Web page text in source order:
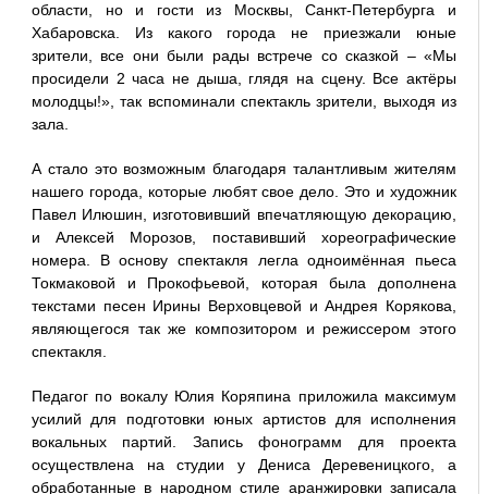
области, но и гости из Москвы, Санкт-Петербурга и
Хабаровска. Из какого города не приезжали юные
зрители, все они были рады встрече со сказкой – «Мы
просидели 2 часа не дыша, глядя на сцену. Все актёры
молодцы!», так вспоминали спектакль зрители, выходя из
зала.
А стало это возможным благодаря талантливым жителям
нашего города, которые любят свое дело. Это и художник
Павел Илюшин, изготовивший впечатляющую декорацию,
и Алексей Морозов, поставивший хореографические
номера. В основу спектакля легла одноимённая пьеса
Токмаковой и Прокофьевой, которая была дополнена
текстами песен Ирины Верховцевой и Андрея Корякова,
являющегося так же композитором и режиссером этого
спектакля.
Педагог по вокалу Юлия Коряпина приложила максимум
усилий для подготовки юных артистов для исполнения
вокальных партий. Запись фонограмм для проекта
осуществлена на студии у Дениса Деревеницкого, а
обработанные в народном стиле аранжировки записала